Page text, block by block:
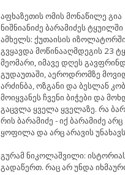
აფხაზეთის ომის მონაწილე გია
ნიშნიანიძე ბარამიძეს ტყუილში
ამხელს: ქუთაისის იზოლატორში
გვყავდა მოწინააღმდეგის 23
მეომარი, იმავე დღეს
გუდაუთაში, აეროდრომზე
არძინბა, ოზგანი და ბესლან
მოიყვანეს ჩვენი ბიჭები და
გაცვლა ყველა ყველაზე. რა
რის ბარამიძე - იქ ბარამიძე არც
ყოფილა და არც არავის უნახავს
გურამ ნიკოლაშვილი:
გადაწერთ. რაც არ უნდა